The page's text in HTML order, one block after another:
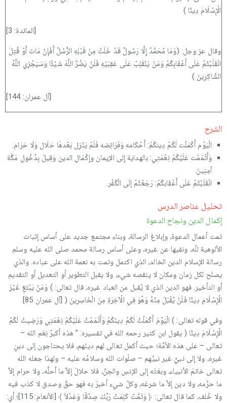
الْإِسْلَامَ دِينًا )
[المائدة: 3]
وقال عز وجل: (وَمَا مُحَمَّدٌ إِلَّا رَسُولٌ قَدْ خَلَتْ مِنْ قَبْلِهِ الرُّسُلُ أَفَإِنْ مَاتَ أَوْ قُتِلَ
انْقَلَبْتُمْ عَلَى أَعْقَابِكُمْ وَمَنْ يَنْقَلِبْ عَلَى عَقِبَيْهِ فَلَنْ يَضُرَّ اللَّهَ شَيْئًا وَسَيَجْزِي اللَّهُ
الشَّاكِرِينَ )
[آل عمران: 144]
الشرح
الْيَوْم أَكْمَلْت لَكُمْ دِينكُمْ: أَحْكَامه وَفَرَائِضه فَلَمْ يَنْزِل بَعْدهَا حَلَال وَلَا حَرَام.
وَأَتْمَمْت عَلَيْكُمْ نِعْمَتِي: بالهداية إِلى الإيمان وإِكْمَالِ الدين وَقِيلَ بِدُخُولِ مَكَّة
آمِنِينَ.
انْقَلَبْتُمْ عَلَى أَعْقَابكُمْ: رَجَعْتُمْ إلَى الْكُفْر.
تحليل عناصر الدرس
إكمال الدين ونجاح الدعوة
تمت أعمال الدعوة، وإبلاغ الرسالة، وبناء مجتمع جديد على أساس إثبات
الألوهية للّه، ونفيها عن غيره، وعلى أساس رسالة محمد صلى الله عليه وسلم
رسالة الإسلام الدين الخالد، الذي اكتمل وتمت به نعمة الله على عباده. والذي
يصلح لكل زمان ومكان لا ينقصه شيء، ولا يقبل التطوير أو التعديل أو التقديم
أو التأخير. فهو الدين الذي لا يُقبل من العباد غيره، قال تعالى: ) وَمَنْ يَبْتَغِ غَيْرَ
الْإِسْلَامِ دِينًا فَلَنْ يُقْبَلَ مِنْهُ وَهُوَ فِي الْآخِرَةِ مِنَ الْخَاسِرِينَ ( [آل عمران 85]
وفي قوله تعالى: ) الْيَوْمَ أَكْمَلْتُ لَكُمْ دِينَكُمْ وَأَتْمَمْتُ عَلَيْكُمْ نِعْمَتِي وَرَضِيتُ لَكُمُ
الْإِسْلَامَ دِينًا ( يقول ابن كثير رحمه الله في تفسيره: ” هذه أكبرُ نِعَم الله –
تعالى – على هذه الأمَّة؛ حيث أكمل تعالى لهم دينَهم، فلا يحتاجون إلى دينٍ
غيره، ولا إلى نبيٍّ غير نبيِّهم – صلَوات الله وسلامُه عليه – ولهذا جعله الله
تعالى خاتمَ الأنبياء، وبعَثَه إلى الإنسِ والجنِّ، فلا حلالَ إلاَّ ما أحلَّه، ولا حرام إلاَّ
ما حرَّمه، ولا دين إلاَّ ما شرعَه، وكلّ شيء أخبرَ به فهو حقّ وصدق لا كذب فيه
ولا خُلف، كما قال تعالى: ﴿ وَتَمَّتْ كَلِمَتُ رَبِّكَ صِدْقًا وَعَدْلاً ﴾ [الأنعام: 115]؛ أي: